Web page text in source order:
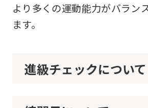
より多くの運動能力がバラン
ます。
進級チェックについて